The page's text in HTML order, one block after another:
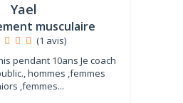
Yael
musculaire
(1 avis)
pendant 10ans Je coach
hommes ,femmes
,femmes...